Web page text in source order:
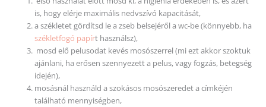
is, hogy elérje maximális nedvszívó kapacitását,
a székletet gördítsd le a zseb belsejéről a wc-be (könnyebb, ha
székletfogó papírt használsz),
mosd elő pelusodat kevés mosószerrel (mi ezt akkor szoktuk
ajánlani, ha erősen szennyezett a pelus, vagy fogzás, betegség
idején),
mosásnál használd a szokásos mosószeredet a címkéjén
található mennyiségben,